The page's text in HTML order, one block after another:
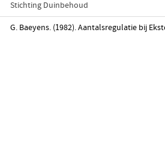
Stichting Duinbehoud
G. Baeyens. (1982). Aantalsregulatie bij